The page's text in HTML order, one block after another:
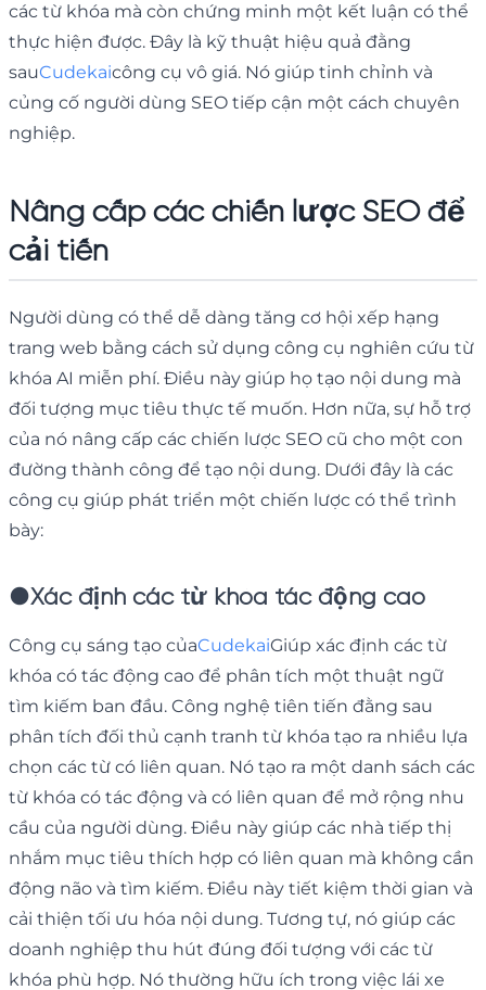
các từ khóa mà còn chứng minh một kết luận có thể
thực hiện được. Đây là kỹ thuật hiệu quả đằng
sauCudekaicông cụ vô giá. Nó giúp tinh chỉnh và
củng cố người dùng SEO tiếp cận một cách chuyên
nghiệp.
Nâng cấp các chiến lược SEO để
cải tiến
Người dùng có thể dễ dàng tăng cơ hội xếp hạng
trang web bằng cách sử dụng công cụ nghiên cứu từ
khóa AI miễn phí. Điều này giúp họ tạo nội dung mà
đối tượng mục tiêu thực tế muốn. Hơn nữa, sự hỗ trợ
của nó nâng cấp các chiến lược SEO cũ cho một con
đường thành công để tạo nội dung. Dưới đây là các
công cụ giúp phát triển một chiến lược có thể trình
bày:
●Xác định các từ khóa tác động cao
Công cụ sáng tạo củaCudekaiGiúp xác định các từ
khóa có tác động cao để phân tích một thuật ngữ
tìm kiếm ban đầu. Công nghệ tiên tiến đằng sau
phân tích đối thủ cạnh tranh từ khóa tạo ra nhiều lựa
chọn các từ có liên quan. Nó tạo ra một danh sách các
từ khóa có tác động và có liên quan để mở rộng nhu
cầu của người dùng. Điều này giúp các nhà tiếp thị
nhắm mục tiêu thích hợp có liên quan mà không cần
động não và tìm kiếm. Điều này tiết kiệm thời gian và
cải thiện tối ưu hóa nội dung. Tương tự, nó giúp các
doanh nghiệp thu hút đúng đối tượng với các từ
khóa phù hợp. Nó thường hữu ích trong việc lái xe